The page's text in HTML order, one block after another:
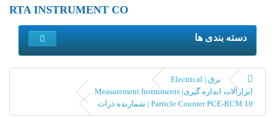
RTA INSTRUMENT CO
دسته بندی ها
برق | Electrical
ابزارآلات اندازه گیری| Measurement Instruments
Particle Counter PCE-RCM 10 | شمارنده ذرات